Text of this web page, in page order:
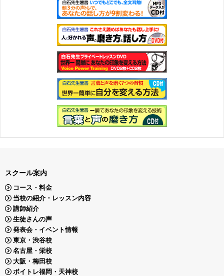
スクール案内
コース・料金
当校の紹介・レッスン内容
講師紹介
生徒さんの声
発表会・イベント情報
東京・渋谷校
名古屋・栄校
大阪・梅田校
ボイトレ福岡・天神校